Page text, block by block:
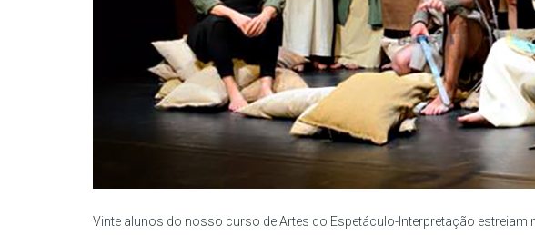
Vinte alunos do nosso curso de Artes do Espetáculo-Interpretação estreiam